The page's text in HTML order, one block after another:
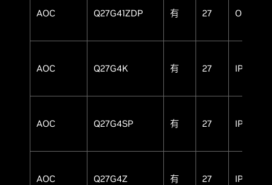
AOC Q27G41ZDP 有 27 OLED
AOC Q27G4K 有 27 IPS
AOC Q27G4SP 有 27 IPS
AOC Q27G4Z 有 27 IPS